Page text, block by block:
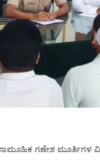
ಸಾಮೂಹಿಕ ಗಣೇಶ